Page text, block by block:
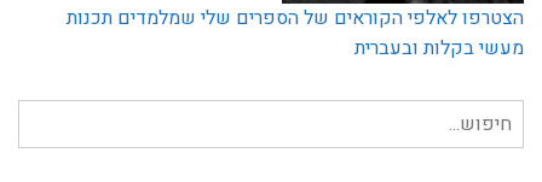
הצטרפו לאלפי הקוראים של הספרים שלי שמלמדים תכנות
מעשי בקלות ובעברית
חיפוש
עבור: